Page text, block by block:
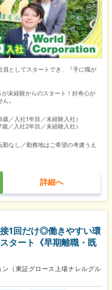
員としてスタートでき、『手に職が
未経験からのスタート！好奇心が
。
／入社1年目／未経験入社）
／入社2年目／未経験入社）
なし／勤務地はご希望の考慮うえ
詳細へ
接1回だけ◎働きやすい環
タート《早期離職・既
（東証グロース上場ナレルグル